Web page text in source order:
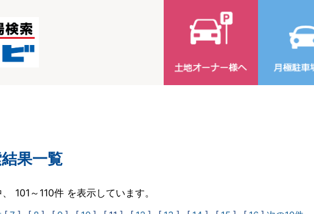
果一覧
101～110件 を表示しています。